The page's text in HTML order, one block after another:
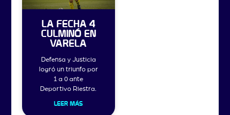
LA FECHA 4
CULMINÓ EN
VARELA
Defensa y Justicia
logró un triunfo por
1 a 0 ante
Deportivo Riestra.
LEER MÁS